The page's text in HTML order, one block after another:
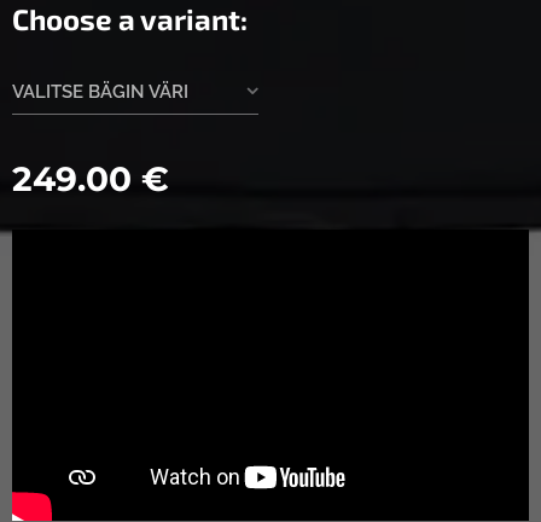
Choose a variant:
VALITSE BÄGIN VÄRI
249.00 €